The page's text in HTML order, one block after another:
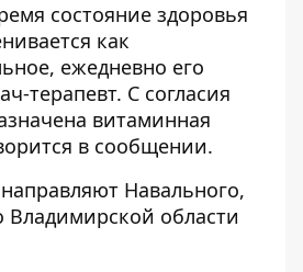
состояние здоровья
как
ежедневно его
терапевт. С согласия
витаминная
в сообщении.
Навального,
Владимирской области